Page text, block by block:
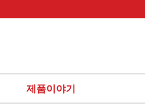
제품이야기